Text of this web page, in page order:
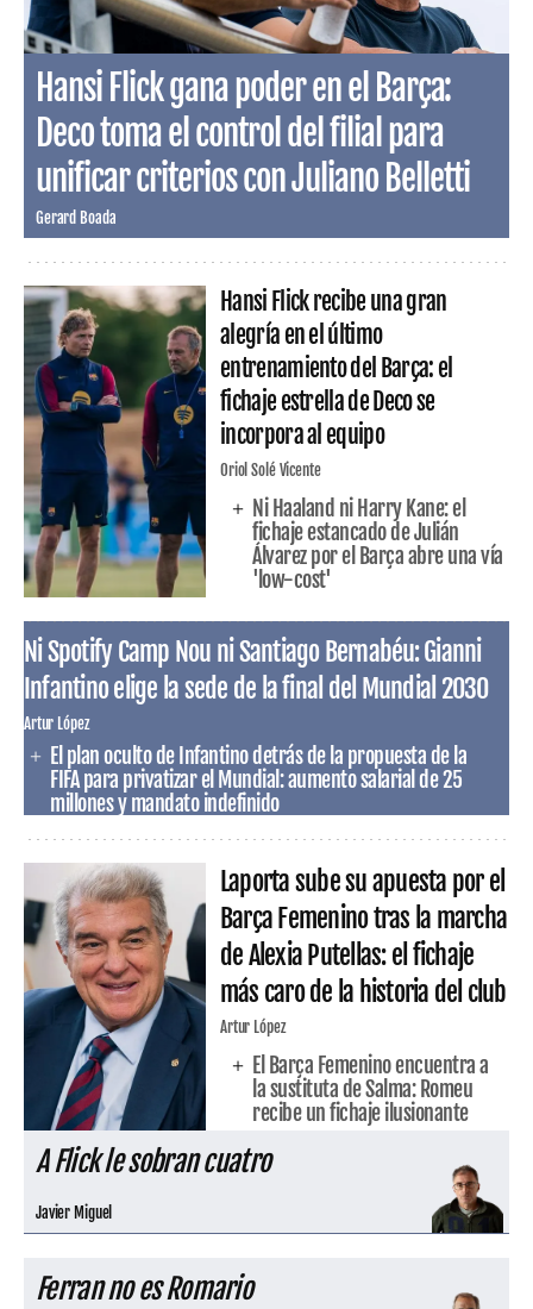
Hansi Flick gana poder en el Barça:
Deco toma el control del filial para
unificar criterios con Juliano Belletti
Gerard Boada
Hansi Flick recibe una gran
alegría en el último
entrenamiento del Barça: el
fichaje estrella de Deco se
incorpora al equipo
Oriol Solé Vicente
Ni Haaland ni Harry Kane: el
fichaje estancado de Julián
Álvarez por el Barça abre una vía
'low-cost'
Ni Spotify Camp Nou ni Santiago Bernabéu: Gianni
Infantino elige la sede de la final del Mundial 2030
Artur López
El plan oculto de Infantino detrás de la propuesta de la
FIFA para privatizar el Mundial: aumento salarial de 25
millones y mandato indefinido
Laporta sube su apuesta por el
Barça Femenino tras la marcha
de Alexia Putellas: el fichaje
más caro de la historia del club
Artur López
El Barça Femenino encuentra a
la sustituta de Salma: Romeu
recibe un fichaje ilusionante
A Flick le sobran cuatro
Javier Miguel
Ferran no es Romario